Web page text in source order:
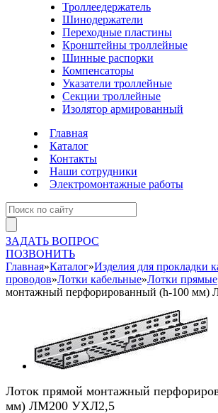
Троллеедержатель
Шинодержатели
Переходные пластины
Кронштейны троллейные
Шинные распорки
Компенсаторы
Указатели троллейные
Секции троллейные
Изолятор армированный
Главная
Каталог
Контакты
Наши сотрудники
Электромонтажные работы
ЗАДАТЬ ВОПРОС
ПОЗВОНИТЬ
Главная»Каталог»Изделия для прокладки
проводов»Лотки кабельные»Лотки прямые
монтажный перфорированный (h-100
Лоток прямой монтажный
мм) ЛМ200 УХЛ2,5